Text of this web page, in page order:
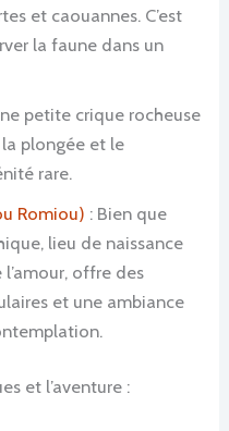
et caouannes. C’est
la faune dans un
petite crique rocheuse
plongée et le
rare.
Romiou) : Bien que
lieu de naissance
offre des
et une ambiance
et l’aventure :